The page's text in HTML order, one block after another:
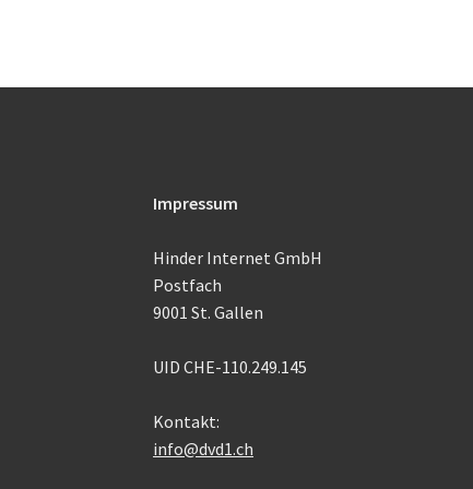
Impressum
Hinder Internet GmbH
Postfach
9001 St. Gallen
UID CHE-110.249.145
Kontakt:
info@dvd1.ch